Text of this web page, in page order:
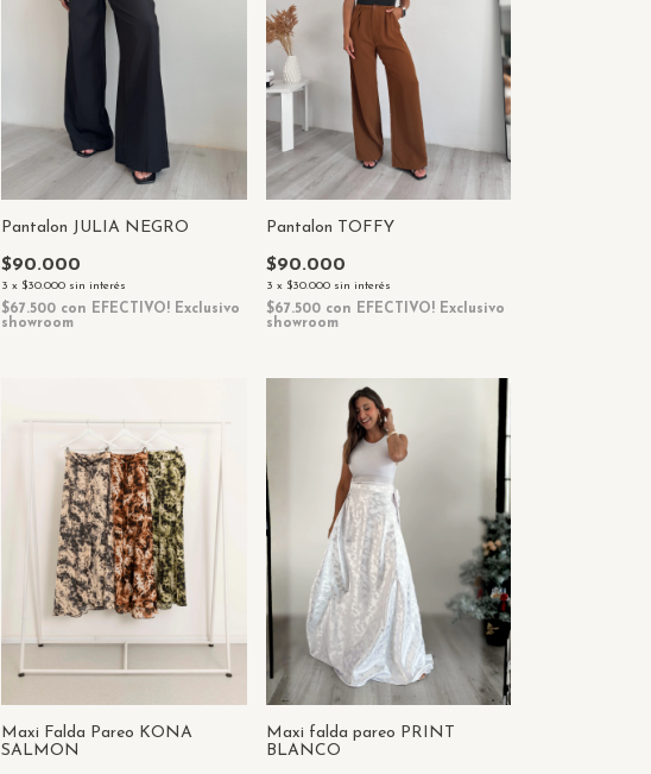
Pantalon JULIA NEGRO
$90.000
3 x $30.000 sin interés
$67.500 con EFECTIVO! Exclusivo
showroom
Pantalon TOFFY
$90.000
3 x $30.000 sin interés
$67.500 con EFECTIVO! Exclusivo
showroom
Maxi Falda Pareo KONA
SALMON
Maxi falda pareo PRINT
BLANCO